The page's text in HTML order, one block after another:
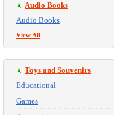
Audio Books
Audio Books
View All
Toys and Souvenirs
Educational
Games